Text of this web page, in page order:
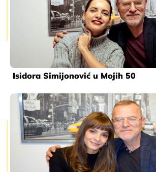
Isidora Simijonović u Mojih 50